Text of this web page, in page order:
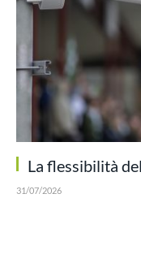
La flessibilità
31/07/2026